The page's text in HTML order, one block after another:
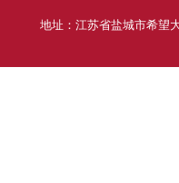
地址：江苏省盐城市希望